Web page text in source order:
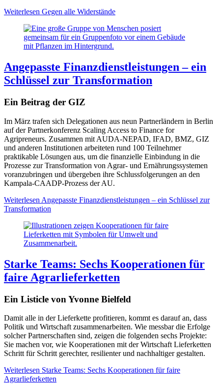
Weiterlesen Gegen alle Widerstände
Angepasste Finanzdienstleistungen – ein
Schlüssel zur Transformation
Ein Beitrag der GIZ
Im März trafen sich Delegationen aus neun Partnerländern in Berlin
auf der Partnerkonferenz Scaling Access to Finance for
Agripreneurs. Zusammen mit AUDA-NEPAD, IFAD, BMZ, GIZ
und anderen Institutionen arbeiteten rund 100 Teilnehmer
praktikable Lösungen aus, um die finanzielle Einbindung in die
Prozesse zur Transformation von Agrar- und Ernährungssystemen
voranzubringen und übergeben ihre Schlussfolgerungen an den
Kampala-CAADP-Prozess der AU.
Weiterlesen Angepasste Finanzdienstleistungen – ein Schlüssel zur
Transformation
Starke Teams: Sechs Kooperationen für
faire Agrarlieferketten
Ein Listicle von Yvonne Bielfeld
Damit alle in der Lieferkette profitieren, kommt es darauf an, dass
Politik und Wirtschaft zusammenarbeiten. Wie messbar die Erfolge
solcher Partnerschaften sind, zeigen die folgenden sechs Projekte:
Sie machen vor, wie Kooperationen mit der Wirtschaft Lieferketten
Schritt für Schritt gerechter, resilienter und nachhaltiger gestalten.
Weiterlesen Starke Teams: Sechs Kooperationen für faire
Agrarlieferketten